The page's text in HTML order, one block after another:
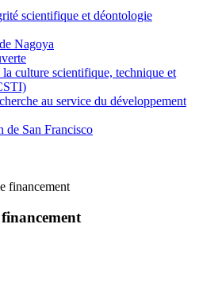
scientifique et déontologie
Nagoya
culture scientifique, technique et
au service du développement
de San Francisco
financement